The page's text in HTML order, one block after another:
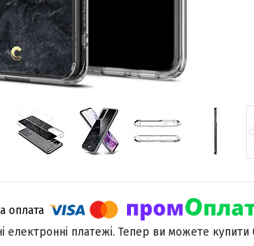
електронні платежі. Тепер ви можете